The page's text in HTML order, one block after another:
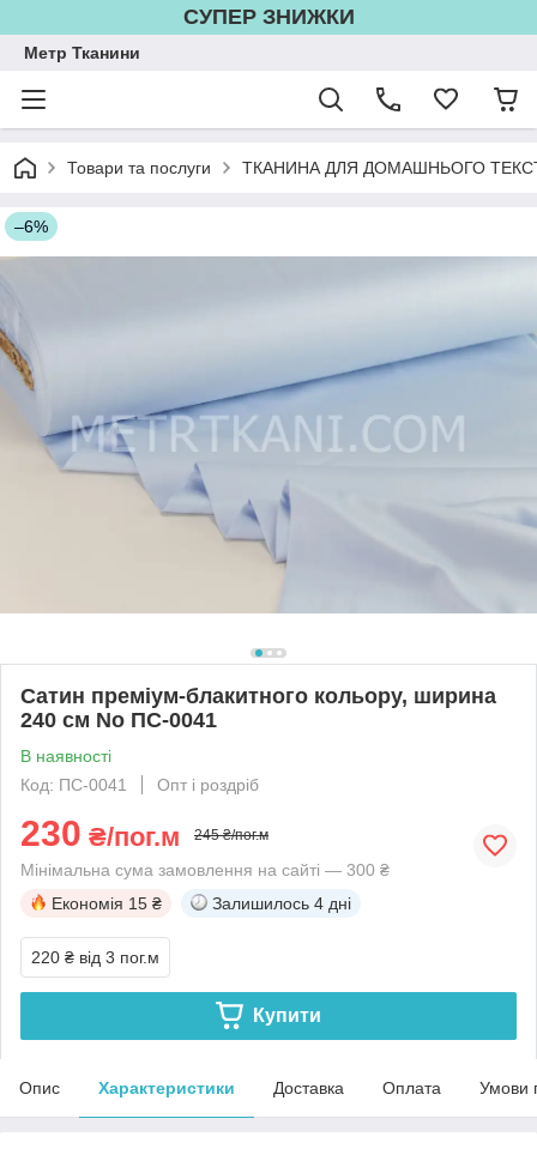
СУПЕР ЗНИЖКИ
Метр Тканини
Товари та послуги ТКАНИНА ДЛЯ ДОМАШНЬОГО
–6%
Сатин преміум-блакитного кольору, ширина
240 см No ПС-0041
В наявності
Код: ПС-0041
Опт і роздріб
230 ₴/пог.м 245 ₴/пог.м
Мінімальна сума замовлення на сайті — 300 ₴
Економія 15 ₴ Залишилось 4 дні
220 ₴ від 3 пог.м
Купити
Опис Характеристики Доставка Оплата Умови